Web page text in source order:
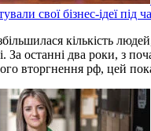
свої бізнес-ідеї під
кількість
За останні два роки, з
вторгнення рф, цей